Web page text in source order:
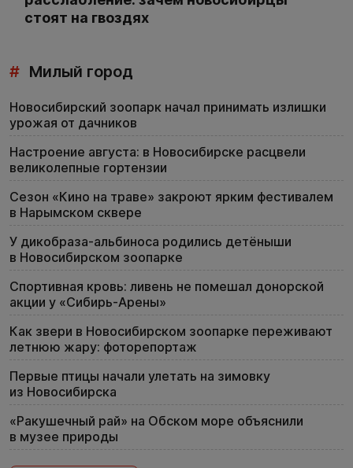
стоят на гвоздях
# Милый город
Новосибирский зоопарк начал принимать излишки
урожая от дачников
Настроение августа: в Новосибирске расцвели
великолепные гортензии
Сезон «Кино на траве» закроют ярким фестивалем
в Нарымском сквере
У дикобраза-альбиноса родились детёныши
в Новосибирском зоопарке
Спортивная кровь: ливень не помешал донорской
акции у «Сибирь-Арены»
Как звери в Новосибирском зоопарке переживают
летнюю жару: фоторепортаж
Первые птицы начали улетать на зимовку
из Новосибирска
«Ракушечный рай» на Обском море объяснили
в музее природы